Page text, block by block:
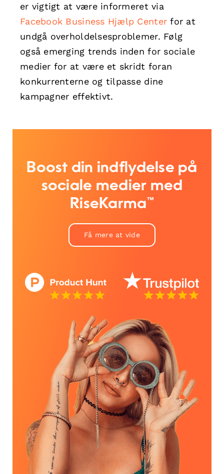
er vigtigt at være informeret via
Facebook Business Hjælp Center for at
undgå overholdelsesproblemer. Følg
også emerging trends inden for sociale
medier for at være et skridt foran
konkurrenterne og tilpasse dine
kampagner effektivt.
Boost din indflydelse på
sociale medier med
RiseKarma™
Få mere at vide